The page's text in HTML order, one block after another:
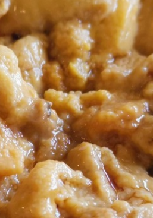
イトについて
共有
写真ライブラリー
パンフレットダウンロード
運営組織について
English
简体中文